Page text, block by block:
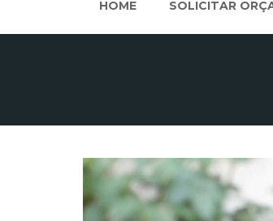
HOME SOLICITAR